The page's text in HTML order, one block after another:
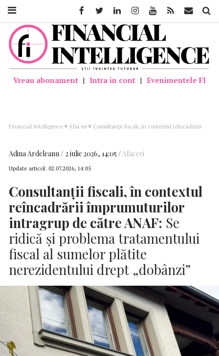
Vreau abonament | Intra in cont | Evenimentele FI
Financial Intelligence > Afaceri > Consultanții fiscali, în contextul reîncadrării
Adina Ardeleanu 2 iulie 2026, 14:05 Afaceri
Update articol: 02.07.2026, 14:05
Consultanții fiscali, în contextul
reîncadrării împrumuturilor
intragrup de către ANAF: Se
ridică și problema tratamentului
fiscal al sumelor plătite
nerezidentului drept „dobânzi”
FacebookTwitter LinkedinInstagramYoutube Feed Mail